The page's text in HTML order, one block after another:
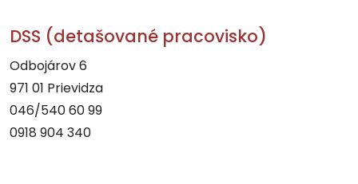
DSS (detašované pracovisko)
Odbojárov 6
971 01 Prievidza
046/540 60 99
0918 904 340